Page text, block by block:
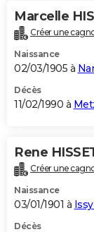
Marcelle
Créer une
Naissance
02/03/1905 à
Décès
11/02/1990 à
Rene
Créer une
Naissance
03/01/1901 à
Décès